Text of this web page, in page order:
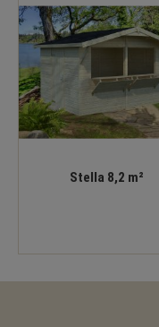
Stella 8,2 m²